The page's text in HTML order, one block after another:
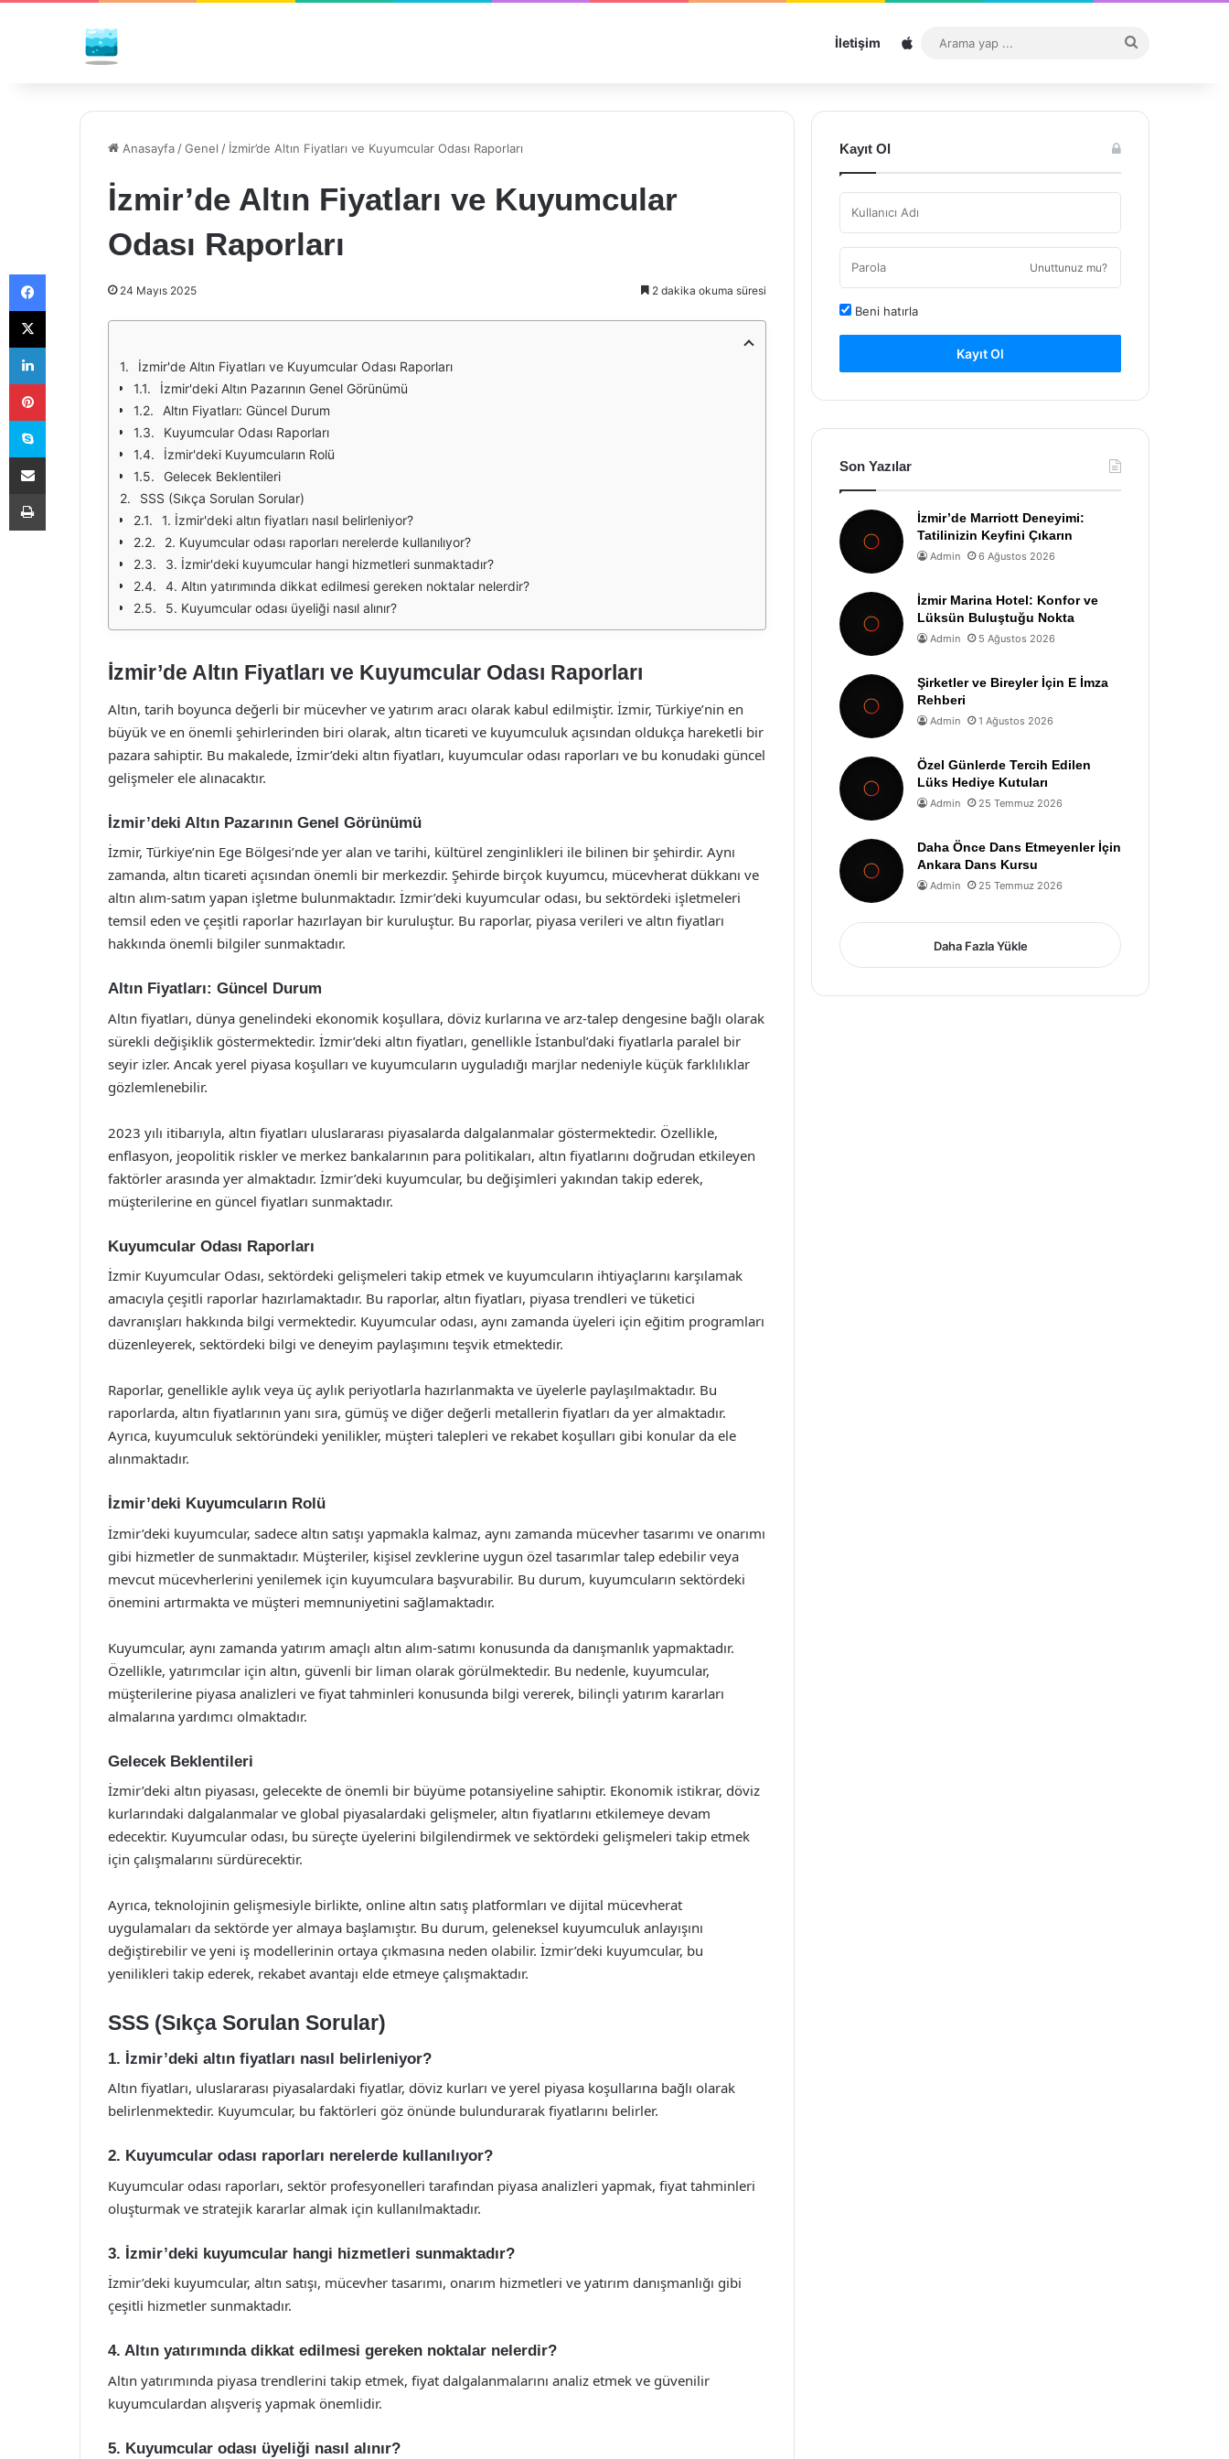
İletişim Sitemap
...
Anasayfa /Genel / İzmir’de Altın Fiyatları ve Kuyumcular Odası Raporları
İzmir’de Altın Fiyatları ve Kuyumcular
Odası Raporları
24 Mayıs 2025 2 dakika okuma süresi
İzmir'de Altın Fiyatları ve Kuyumcular Odası Raporları
İzmir'deki Altın Pazarının Genel Görünümü
Altın Fiyatları: Güncel Durum
Kuyumcular Odası Raporları
İzmir'deki Kuyumcuların Rolü
Gelecek Beklentileri
SSS (Sıkça Sorulan Sorular)
1. İzmir'deki altın fiyatları nasıl belirleniyor?
2. Kuyumcular odası raporları nerelerde kullanılıyor?
3. İzmir'deki kuyumcular hangi hizmetleri sunmaktadır?
4. Altın yatırımında dikkat edilmesi gereken noktalar nelerdir?
5. Kuyumcular odası üyeliği nasıl alınır?
İzmir’de Altın Fiyatları ve Kuyumcular Odası Raporları
Altın, tarih boyunca değerli bir mücevher ve yatırım aracı olarak kabul edilmiştir. İzmir, Türkiye’nin en
büyük ve en önemli şehirlerinden biri olarak, altın ticareti ve kuyumculuk açısından oldukça hareketli bir
pazara sahiptir. Bu makalede, İzmir’deki altın fiyatları, kuyumcular odası raporları ve bu konudaki güncel
gelişmeler ele alınacaktır.
İzmir’deki Altın Pazarının Genel Görünümü
İzmir, Türkiye’nin Ege Bölgesi’nde yer alan ve tarihi, kültürel zenginlikleri ile bilinen bir şehirdir. Aynı
zamanda, altın ticareti açısından önemli bir merkezdir. Şehirde birçok kuyumcu, mücevherat dükkanı ve
altın alım-satım yapan işletme bulunmaktadır. İzmir’deki kuyumcular odası, bu sektördeki işletmeleri
temsil eden ve çeşitli raporlar hazırlayan bir kuruluştur. Bu raporlar, piyasa verileri ve altın fiyatları
hakkında önemli bilgiler sunmaktadır.
Altın Fiyatları: Güncel Durum
Altın fiyatları, dünya genelindeki ekonomik koşullara, döviz kurlarına ve arz-talep dengesine bağlı olarak
sürekli değişiklik göstermektedir. İzmir’deki altın fiyatları, genellikle İstanbul’daki fiyatlarla paralel bir
seyir izler. Ancak yerel piyasa koşulları ve kuyumcuların uyguladığı marjlar nedeniyle küçük farklılıklar
gözlemlenebilir.
2023 yılı itibarıyla, altın fiyatları uluslararası piyasalarda dalgalanmalar göstermektedir. Özellikle,
enflasyon, jeopolitik riskler ve merkez bankalarının para politikaları, altın fiyatlarını doğrudan etkileyen
faktörler arasında yer almaktadır. İzmir’deki kuyumcular, bu değişimleri yakından takip ederek,
müşterilerine en güncel fiyatları sunmaktadır.
Kuyumcular Odası Raporları
İzmir Kuyumcular Odası, sektördeki gelişmeleri takip etmek ve kuyumcuların ihtiyaçlarını karşılamak
amacıyla çeşitli raporlar hazırlamaktadır. Bu raporlar, altın fiyatları, piyasa trendleri ve tüketici
davranışları hakkında bilgi vermektedir. Kuyumcular odası, aynı zamanda üyeleri için eğitim programları
düzenleyerek, sektördeki bilgi ve deneyim paylaşımını teşvik etmektedir.
Raporlar, genellikle aylık veya üç aylık periyotlarla hazırlanmakta ve üyelerle paylaşılmaktadır. Bu
raporlarda, altın fiyatlarının yanı sıra, gümüş ve diğer değerli metallerin fiyatları da yer almaktadır.
Ayrıca, kuyumculuk sektöründeki yenilikler, müşteri talepleri ve rekabet koşulları gibi konular da ele
alınmaktadır.
İzmir’deki Kuyumcuların Rolü
İzmir’deki kuyumcular, sadece altın satışı yapmakla kalmaz, aynı zamanda mücevher tasarımı ve onarımı
gibi hizmetler de sunmaktadır. Müşteriler, kişisel zevklerine uygun özel tasarımlar talep edebilir veya
mevcut mücevherlerini yenilemek için kuyumculara başvurabilir. Bu durum, kuyumcuların sektördeki
önemini artırmakta ve müşteri memnuniyetini sağlamaktadır.
Kuyumcular, aynı zamanda yatırım amaçlı altın alım-satımı konusunda da danışmanlık yapmaktadır.
Özellikle, yatırımcılar için altın, güvenli bir liman olarak görülmektedir. Bu nedenle, kuyumcular,
müşterilerine piyasa analizleri ve fiyat tahminleri konusunda bilgi vererek, bilinçli yatırım kararları
almalarına yardımcı olmaktadır.
Gelecek Beklentileri
İzmir’deki altın piyasası, gelecekte de önemli bir büyüme potansiyeline sahiptir. Ekonomik istikrar, döviz
kurlarındaki dalgalanmalar ve global piyasalardaki gelişmeler, altın fiyatlarını etkilemeye devam
edecektir. Kuyumcular odası, bu süreçte üyelerini bilgilendirmek ve sektördeki gelişmeleri takip etmek
için çalışmalarını sürdürecektir.
Ayrıca, teknolojinin gelişmesiyle birlikte, online altın satış platformları ve dijital mücevherat
uygulamaları da sektörde yer almaya başlamıştır. Bu durum, geleneksel kuyumculuk anlayışını
değiştirebilir ve yeni iş modellerinin ortaya çıkmasına neden olabilir. İzmir’deki kuyumcular, bu
yenilikleri takip ederek, rekabet avantajı elde etmeye çalışmaktadır.
SSS (Sıkça Sorulan Sorular)
1. İzmir’deki altın fiyatları nasıl belirleniyor?
Altın fiyatları, uluslararası piyasalardaki fiyatlar, döviz kurları ve yerel piyasa koşullarına bağlı olarak
belirlenmektedir. Kuyumcular, bu faktörleri göz önünde bulundurarak fiyatlarını belirler.
2. Kuyumcular odası raporları nerelerde kullanılıyor?
Kuyumcular odası raporları, sektör profesyonelleri tarafından piyasa analizleri yapmak, fiyat tahminleri
oluşturmak ve stratejik kararlar almak için kullanılmaktadır.
3. İzmir’deki kuyumcular hangi hizmetleri sunmaktadır?
İzmir’deki kuyumcular, altın satışı, mücevher tasarımı, onarım hizmetleri ve yatırım danışmanlığı gibi
çeşitli hizmetler sunmaktadır.
4. Altın yatırımında dikkat edilmesi gereken noktalar nelerdir?
Altın yatırımında piyasa trendlerini takip etmek, fiyat dalgalanmalarını analiz etmek ve güvenilir
kuyumculardan alışveriş yapmak önemlidir.
5. Kuyumcular odası üyeliği nasıl alınır?
Kayıt Ol
Unuttunuz mu?
Beni hatırla
Kayıt Ol
Son Yazılar
İzmir’de Marriott Deneyimi:
Tatilinizin Keyfini Çıkarın
Admin 6 Ağustos 2026
İzmir Marina Hotel: Konfor ve
Lüksün Buluştuğu Nokta
Admin 5 Ağustos 2026
Şirketler ve Bireyler İçin E İmza
Rehberi
Admin 1 Ağustos 2026
Özel Günlerde Tercih Edilen
Lüks Hediye Kutuları
Admin 25 Temmuz 2026
Daha Önce Dans Etmeyenler İçin
Ankara Dans Kursu
Admin 25 Temmuz 2026
Daha Fazla Yükle
Facebook
X
LinkedIn
Pinterest
Skype
E-Posta ile paylaş